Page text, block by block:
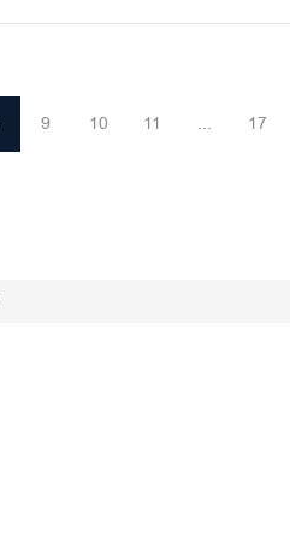
9 10 11 ... 17